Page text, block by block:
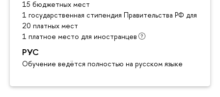
15 бюджетных мест
1 государственная стипендия Правительства РФ для
20 платных мест
1 платное место для иностранцев
РУС
Обучение ведётся полностью на русском языке